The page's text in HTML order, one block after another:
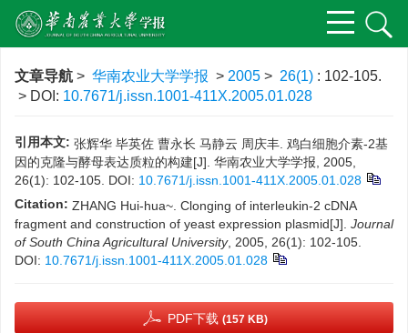
文章导航 > 华南农业大学学报 > 2005 > 26(1) : 102-105.
> DOI: 10.7671/j.issn.1001-411X.2005.01.028
引用本文: 张辉华 毕英佐 曹永长 马静云 周庆丰. 鸡白细胞介素-2基
因的克隆与酵母表达质粒的构建[J]. 华南农业大学学报, 2005,
26(1): 102-105. DOI: 10.7671/j.issn.1001-411X.2005.01.028
Citation: ZHANG Hui-hua~. Clonging of interleukin-2 cDNA
fragment and construction of yeast expression plasmid[J]. Journal
of South China Agricultural University, 2005, 26(1): 102-105.
DOI: 10.7671/j.issn.1001-411X.2005.01.028
PDF下载 (157 KB)